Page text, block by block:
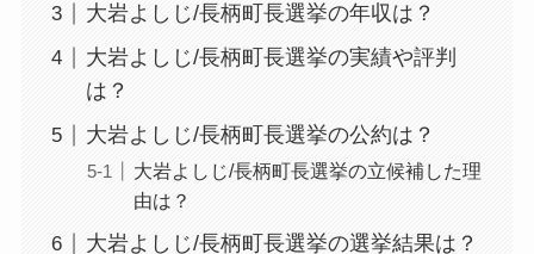
大岩よしじ/長柄町長選挙の年収は？
大岩よしじ/長柄町長選挙の実績や評判
は？
大岩よしじ/長柄町長選挙の公約は？
大岩よしじ/長柄町長選挙の立候補した理
由は？
大岩よしじ/長柄町長選挙の選挙結果は？